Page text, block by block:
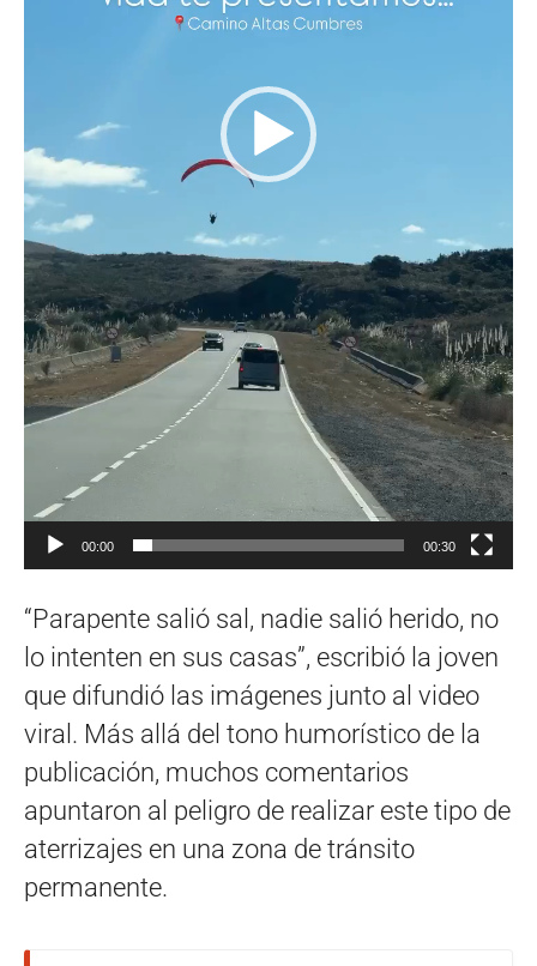
00:00 00:30
“Parapente salió sal, nadie salió herido, no
lo intenten en sus casas”, escribió la joven
que difundió las imágenes junto al video
viral. Más allá del tono humorístico de la
publicación, muchos comentarios
apuntaron al peligro de realizar este tipo de
aterrizajes en una zona de tránsito
permanente.